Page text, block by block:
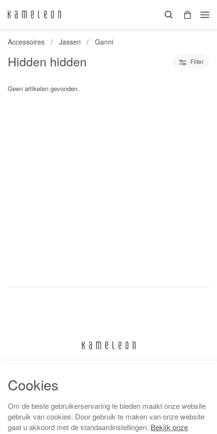
Accessoires Jassen Ganni
Hidden hidden Filter
Geen artikelen gevonden.
Algemene voorwaarden
Cookies
Om de beste gebruikerservaring te bieden maakt onze website
gebruik van cookies. Door gebruik te maken van onze website
gaat u akkoord met de standaardinstellingen. Bekijk onze